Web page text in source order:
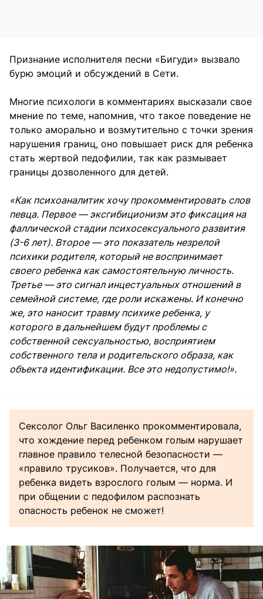
Признание исполнителя песни «Бигуди» вызвало
бурю эмоций и обсуждений в Сети.
Многие психологи в комментариях высказали свое
мнение по теме, напомнив, что такое поведение не
только аморально и возмутительно с точки зрения
нарушения границ, оно повышает риск для ребенка
стать жертвой педофилии, так как размывает
границы дозволенного для детей.
«Как психоаналитик хочу прокомментировать слов
певца. Первое — эксгибиционизм это фиксация на
фаллической стадии психосексуального развития
(3-6 лет). Второе — это показатель незрелой
психики родителя, который не воспринимает
своего ребенка как самостоятельную личность.
Третье — это сигнал инцестуальных отношений в
семейной системе, где роли искажены. И конечно
же, это наносит травму психике ребенка, у
которого в дальнейшем будут проблемы с
собственной сексуальностью, восприятием
собственного тела и родительского образа, как
объекта идентификации. Все это недопустимо!».
Сексолог Ольг Василенко прокомментировала,
что хождение перед ребенком голым нарушает
главное правило телесной безопасности —
«правило трусиков». Получается, что для
ребенка видеть взрослого голым — норма. И
при общении с педофилом распознать
опасность ребенок не сможет!